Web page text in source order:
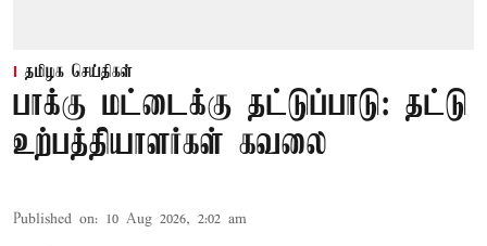
தமிழக செய்திகள்
பாக்கு மட்டைக்கு தட்டுப்பாடு: தட்டு
உற்பத்தியாளர்கள் கவலை
Published on: 10 Aug 2026, 2:02 am